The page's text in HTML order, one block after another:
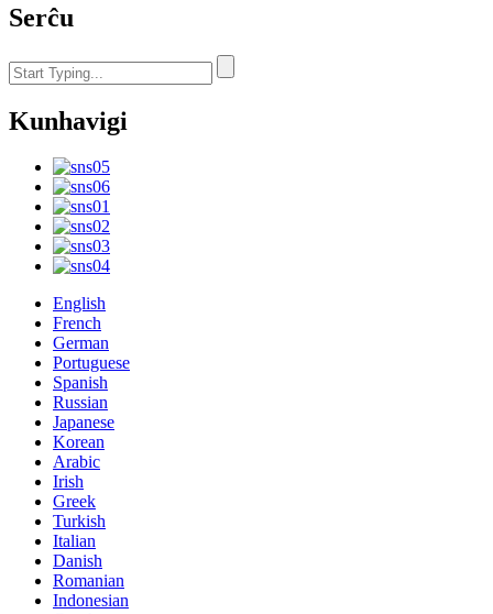
Serĉu
Kunhavigi
English
French
German
Portuguese
Spanish
Russian
Japanese
Korean
Arabic
Irish
Greek
Turkish
Italian
Danish
Romanian
Indonesian